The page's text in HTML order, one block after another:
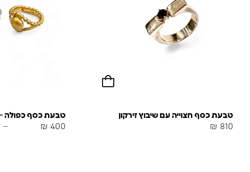
טבעת כסף חצוייה עם שיבוץ זירקון
₪ 810
טבעת כסף כפולה –
₪ 400
–